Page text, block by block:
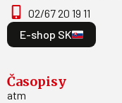
02/67 20 19 11
E-shop SK
Časopisy
atm